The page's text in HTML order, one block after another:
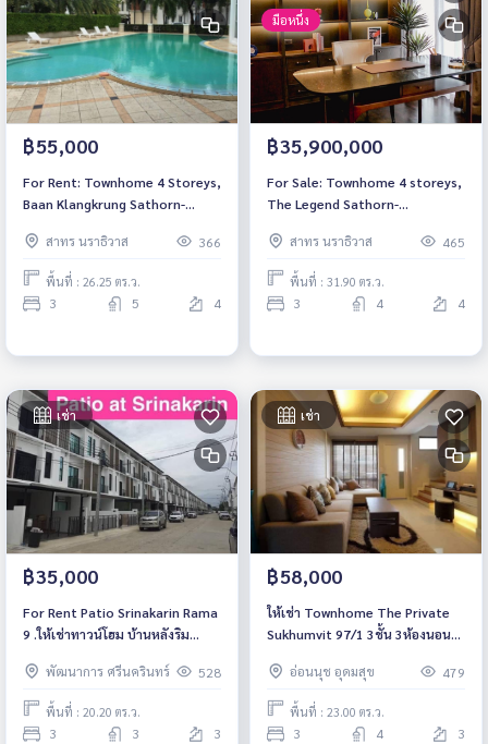
฿55,000
For Rent: Townhome 4 Storeys,
Baan Klangkrung Sathorn-
Bathrooms, *Furnished* Ready
to move in
สาทร นราธิวาส 366
พื้นที่ : 26.25 ตร.ว.
3 5 4
มือหนึ่ง
฿35,900,000
For Sale: Townhome 4 storeys,
The Legend Sathorn-
Bathrooms *Fully Furnished*
สาทร นราธิวาส 465
พื้นที่ : 31.90 ตร.ว.
3 4 4
เช่า
฿35,000
For Rent Patio Srinakarin Rama
9 .ให้เช่าทาวน์โฮม บ้านหลังริม
ใกล้สแตมฟอร์ด, นวมินทราชินูทิศ
พัฒนาการ ศรีนครินทร์ 528
พื้นที่ : 20.20 ตร.ว.
3 3 3
เช่า
฿58,000
ให้เช่า Townhome The Private
Sukhumvit 97/1 3ชั้น 3ห้องนอน
อ่อนนุช อุดมสุข
479
พื้นที่ : 23.00 ตร.ว.
3 4 3